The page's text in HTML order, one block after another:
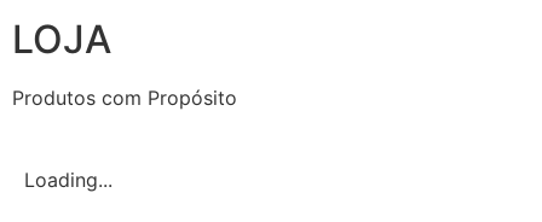
LOJA
Produtos com Propósito
Loading...